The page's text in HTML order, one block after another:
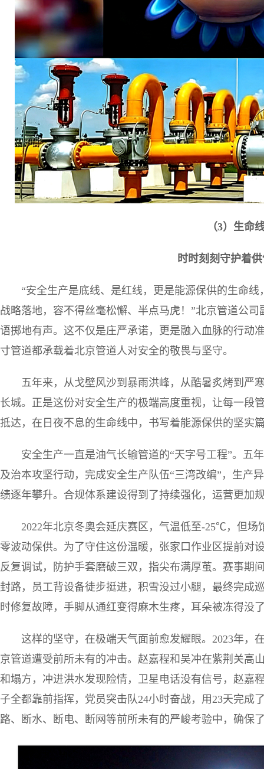
（3）生命
时时刻刻守护着
“安全生产是底线、是红线，更是能源保供的生命
战略落地，容不得丝毫松懈、半点马虎！”北京管道公
语掷地有声。这不仅是庄严承诺，更是融入血脉的行
寸管道都承载着北京管道人对安全的敬畏与坚守。
五年来，从戈壁风沙到暴雨洪峰，从酷暑炙烤到严
长城。正是这份对安全生产的极端高度重视，让每一段
抵达，在日夜不息的生命线中，书写着能源保供的坚实
安全生产一直是油气长输管道的“天字号工程”。五
及治本攻坚行动，完成安全生产队伍“三湾改编”，生产
绩逐年攀升。合规体系建设得到了持续强化，运营更加
2022年北京冬奥会延庆赛区，气温低至-25℃，但
零波动保供。为了守住这份温暖，张家口作业区提前对
反复调试，防护手套磨破三双，指尖布满厚茧。赛事期
封路，员工背设备徒步挺进，积雪没过小腿，最终完成
时修复故障，手脚从通红变得麻木生疼，耳朵被冻得没
这样的坚守，在极端天气面前愈发耀眼。2023年，
京管道遭受前所未有的冲击。赵嘉程和吴冲在紫荆关高
和塌方，冲进洪水发现险情，卫星电话没有信号，赵嘉
子全都靠前指挥，党员突击队24小时奋战，用23天完成
路、断水、断电、断网等前所未有的严峻考验中，确保